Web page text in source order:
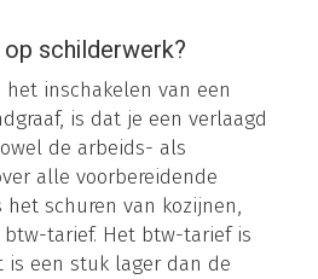
schilderwerk?
inschakelen van een
is dat je een verlaagd
de arbeids- als
alle voorbereidende
schuren van kozijnen,
tarief. Het btw-tarief is
is een stuk lager dan de